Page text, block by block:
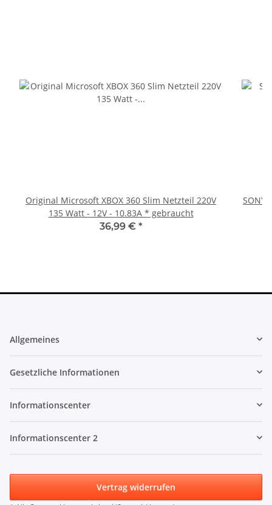
Original Microsoft XBOX 360 Slim Netzteil 220V
135 Watt - 12V - 10.83A * gebraucht
36,99 € *
SONY
Allgemeines
Gesetzliche Informationen
Informationscenter
Informationscenter 2
Vertrag widerrufen